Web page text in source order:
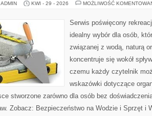
KWI - 29 - 2026 MOŻLIWOŚĆ
Serwis poświęcony
idealny wybór dla osób,
związanej z wodą, naturą
koncentruje się wokół
czemu każdy czytelnik
wskazówki dotyczące
stworzone zarówno dla osób bez
Zobacz: Bezpieczeństwo na Wodzie i Sprzęt i